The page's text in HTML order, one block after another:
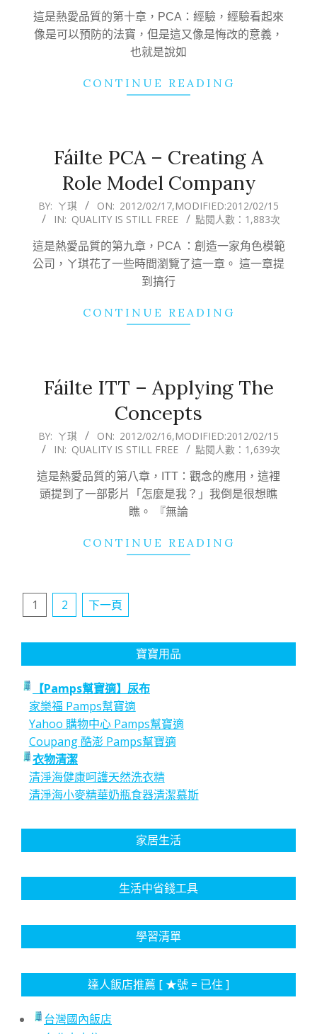
18
這是熱愛品質的第十章，PCA：經驗，經驗看起來
像是可以預防的法寶，但是這又像是悔改的意義，
也就是說如
CONTINUE READING
Fáilte PCA – Creating A
Role Model Company
2012-
02-
17
BY: ㄚ琪 ON: 2012/02/17,MODIFIED:2012/02/15
IN: QUALITY IS STILL FREE 點閱人數：1,883次
這是熱愛品質的第九章，PCA ：創造一家角色模範
公司，ㄚ琪花了一些時間瀏覽了這一章。 這一章提
到搞行
CONTINUE READING
Fáilte ITT – Applying The
Concepts
2012-
02-
16
BY: ㄚ琪 ON: 2012/02/16,MODIFIED:2012/02/15
IN: QUALITY IS STILL FREE 點閱人數：1,639次
這是熱愛品質的第八章，ITT：觀念的應用，這裡
頭提到了一部影片「怎麼是我？」我倒是很想瞧
瞧。 『無論
CONTINUE READING
文
頁
1 2 下一頁
寶寶用品
【Pamps幫寶適】尿布
家樂福 Pamps幫寶適
Yahoo 購物中心 Pamps幫寶適
Coupang 酷澎 Pamps幫寶適
衣物清潔
清淨海健康呵護天然洗衣精
清淨海小麥精華奶瓶食器清潔慕斯
家居生活
生活中省錢工具
學習清單
達人飯店推薦 [ ★號 = 已住 ]
台灣國內飯店